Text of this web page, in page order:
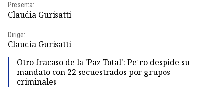
Presenta:
Claudia Gurisatti
Dirige:
Claudia Gurisatti
Otro fracaso de la 'Paz Total': Petro despide su
mandato con 22 secuestrados por grupos
criminales